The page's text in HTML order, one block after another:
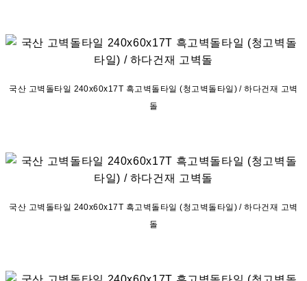
국산 고벽돌타일 240x60x17T 흑고벽돌타일 (청고벽돌타일) / 하다건재 고벽
돌
국산 고벽돌타일 240x60x17T 흑고벽돌타일 (청고벽돌타일) / 하다건재 고벽
돌